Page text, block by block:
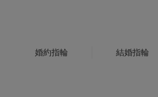
婚約指輪 結婚指輪